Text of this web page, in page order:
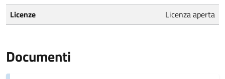
Licenze Licenza aperta
Documenti